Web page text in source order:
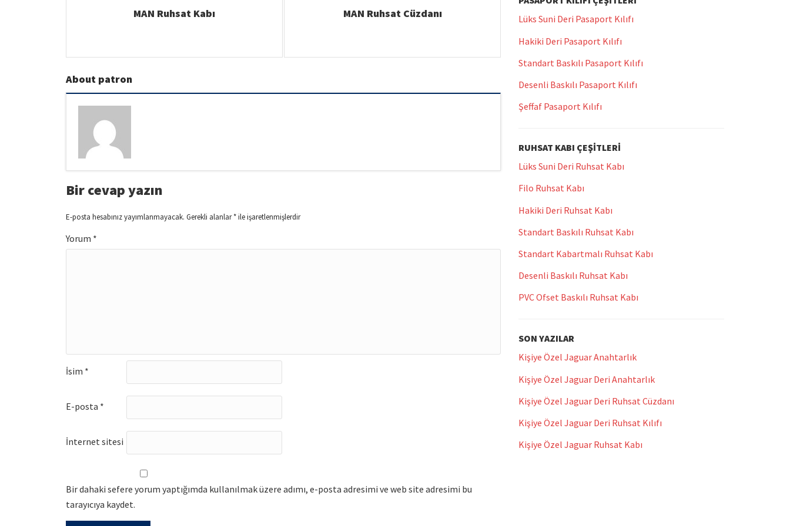
MAN Ruhsat Kabı MAN Ruhsat Cüzdanı
About patron
Bir cevap yazın
E-posta hesabınız yayımlanmayacak. Gerekli alanlar*ile işaretlenmişlerdir
Yorum *
İsim *
E-posta *
İnternet sitesi
Bir dahaki sefere yorum yaptığımda kullanılmak üzere adımı, e-posta adresimi ve web site adresimi bu
tarayıcıya kaydet.
Lüks Suni Deri Pasaport Kılıfı
Hakiki Deri Pasaport Kılıfı
Standart Baskılı Pasaport Kılıfı
Desenli Baskılı Pasaport Kılıfı
Şeffaf Pasaport Kılıfı
RUHSAT KABI ÇEŞITLERI
Lüks Suni Deri Ruhsat Kabı
Filo Ruhsat Kabı
Hakiki Deri Ruhsat Kabı
Standart Baskılı Ruhsat Kabı
Standart Kabartmalı Ruhsat Kabı
Desenli Baskılı Ruhsat Kabı
PVC Ofset Baskılı Ruhsat Kabı
SON YAZILAR
Kişiye Özel Jaguar Anahtarlık
Kişiye Özel Jaguar Deri Anahtarlık
Kişiye Özel Jaguar Deri Ruhsat Cüzdanı
Kişiye Özel Jaguar Deri Ruhsat Kılıfı
Kişiye Özel Jaguar Ruhsat Kabı